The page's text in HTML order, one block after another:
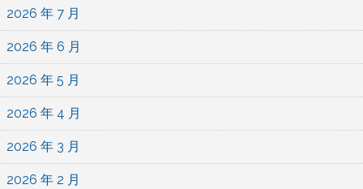
2026 年 7 月
2026 年 6 月
2026 年 5 月
2026 年 4 月
2026 年 3 月
2026 年 2 月